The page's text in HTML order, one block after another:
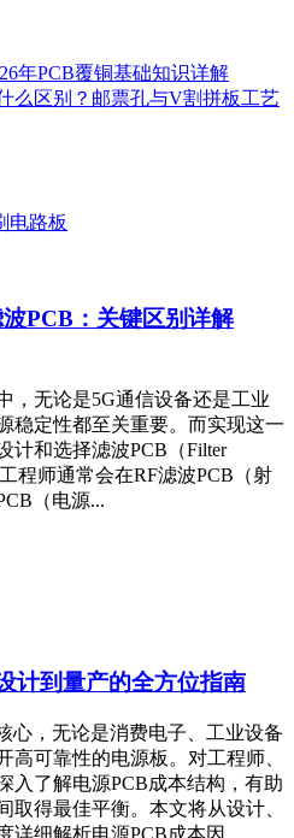
年PCB覆铜基础知识详解
么区别？邮票孔与V割拼板工艺
PCB：关键区别详解
，无论是5G通信设备还是工业
稳定性都至关重要。而实现这一
计和选择滤波PCB（Filter
程师通常会在RF滤波PCB（射
（电源...
计到量产的全方位指南
心，无论是消费电子、工业设备
高可靠性的电源板。对工程师、
入了解电源PCB成本结构，有助
取得最佳平衡。本文将从设计、
细解析电源PCB成本因...